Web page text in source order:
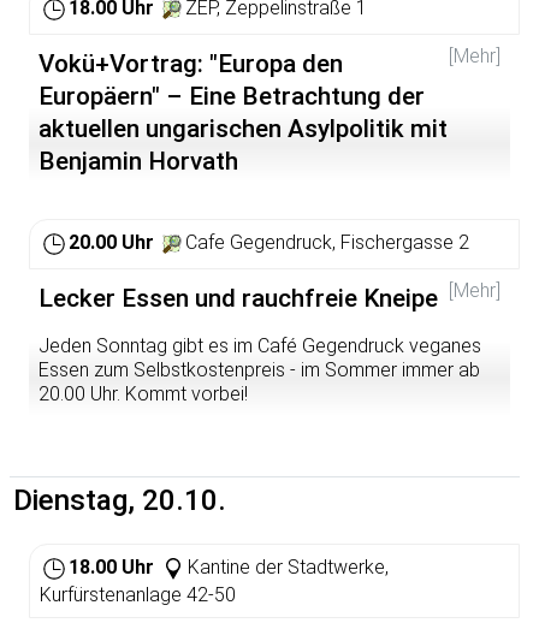
18.00 Uhr ZEP, Zeppelinstraße 1
[Mehr]
Vokü+Vortrag: "Europa den
Europäern" – Eine Betrachtung der
aktuellen ungarischen Asylpolitik mit
Benjamin Horvath
langen Grenzzaun zu seinem südlichen Nachbarland
Serbien errichtet um die Flüchtlingsströme auf der
sogenannten Westbalkanroute einzudämmen. Auch das
Militär wird entlang der Grenze verstärkt eingesetzt. Im
gegen Flüchtlinge auf Hochtouren. In den letzten
Monaten überschlagen sich die Meldungen über
Aufstände der Flüchtigen; sei es hinter der Grenze oder
Die Mehrheit streben nach West- und Nordeuropa.
Welche genauen Mittel die ungarische Regierung
und was sie mit diesem Vorgehen zu erreichen versucht,
soll in diesem Vortrag beleuchtet werden.
20.00 Uhr Cafe Gegendruck, Fischergasse 2
[Mehr]
Lecker Essen und rauchfreie Kneipe
Jeden Sonntag gibt es im Café Gegendruck veganes
Essen zum Selbstkostenpreis - im Sommer immer ab
20.00 Uhr. Kommt vorbei!
Dienstag, 20.10.
18.00 Uhr
Kantine der Stadtwerke,
Kurfürstenanlage 42-50